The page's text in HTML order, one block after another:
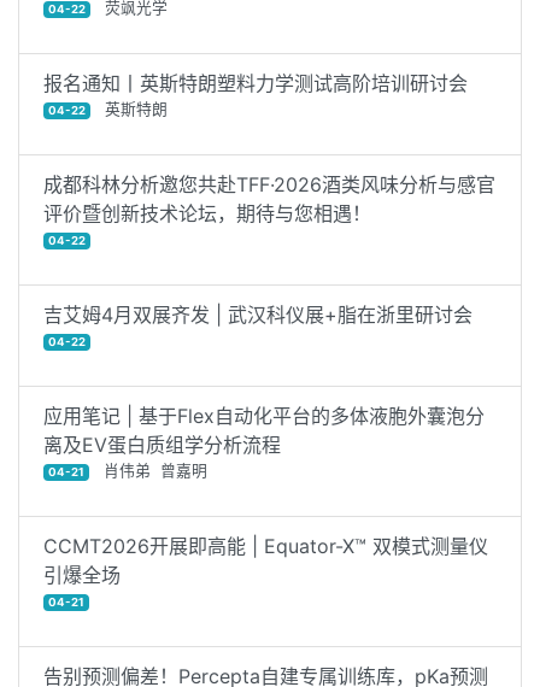
成都科林分析邀您共赴TFF·2026酒类风味分析与感官
评价暨创新技术论坛，期待与您相遇！
04-22
吉艾姆4月双展齐发 | 武汉科仪展+脂在浙里研讨会
04-22
应用笔记 | 基于Flex自动化平台的多体液胞外囊泡分
离及EV蛋白质组学分析流程
04-21 肖伟弟 曾嘉明
CCMT2026开展即高能 | Equator-X™ 双模式测量仪
引爆全场
04-21
告别预测偏差！Percepta自建专属训练库，pKa预测
更准更快
04-21 ACDLabs 李丹